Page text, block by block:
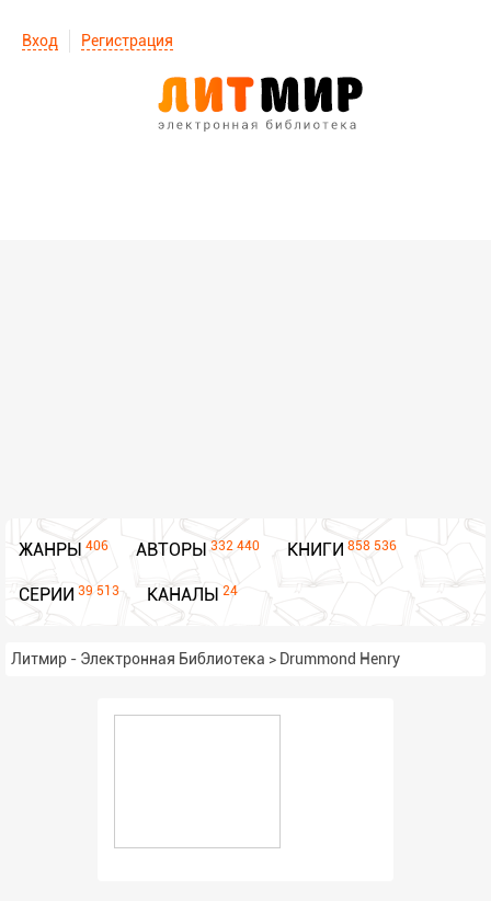
Вход Регистрация
ЖАНРЫ 406 АВТОРЫ 332 440 КНИГИ 858 536
СЕРИИ 39 513 КАНАЛЫ 24
Литмир - Электронная Библиотека > Drummond Henry